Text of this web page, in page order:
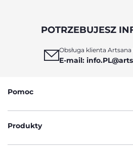
POTRZEBUJESZ
Obsługa klienta Artsana
E-mail:
Pomoc
Produkty